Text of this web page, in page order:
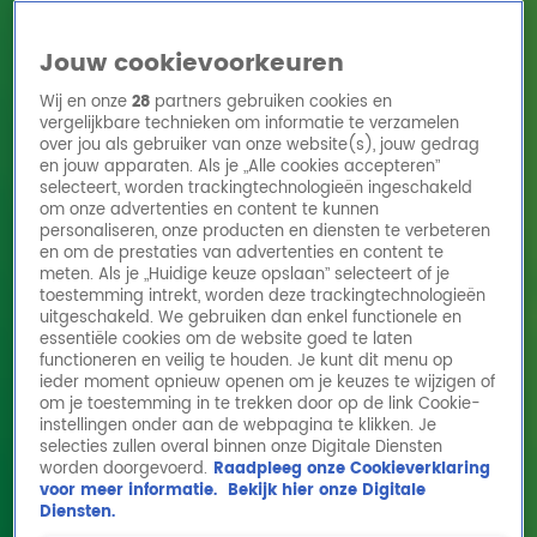
HomeActiesRadioshows DJ'sRadio 10 zendersHitlijsten
Radio luisteren
Volg Radio 10
Zoeken
HomeOnline Radio LuisterenActiesShowsAlle zenders
Belinda Davids - The Greatest Love Of All
(Whitney Houston cover) live @ Ekdom in de
Morgen
Jouw cookievoorkeuren
Wij en onze28 partners gebruiken cookies en
vergelijkbare technieken om informatie te verzamelen
over jou als gebruiker van onze website(s), jouw gedrag
en jouw apparaten. Als je „Alle cookies accepteren”
selecteert, worden trackingtechnologieën ingeschakeld
om onze advertenties en content te kunnen
personaliseren, onze producten en diensten te verbeteren
en om de prestaties van advertenties en content te
meten. Als je „Huidige keuze opslaan” selecteert of je
toestemming intrekt, worden deze trackingtechnologieën
uitgeschakeld. We gebruiken dan enkel functionele en
essentiële cookies om de website goed te laten
functioneren en veilig te houden. Je kunt dit menu op
ieder moment opnieuw openen om je keuzes te wijzigen of
om je toestemming in te trekken door op de link Cookie-
instellingen onder aan de webpagina te klikken. Je
selecties zullen overal binnen onze Digitale Diensten
worden doorgevoerd. Raadpleeg onze Cookieverklaring
voor meer informatie. Bekijk hier onze Digitale
Diensten.